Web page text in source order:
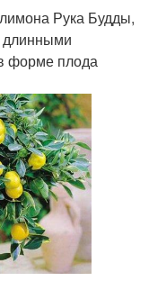
Рука Будды,
длинными
форме плода